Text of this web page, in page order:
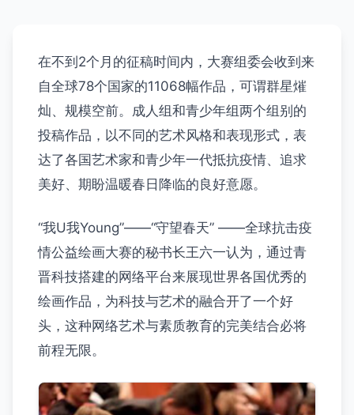
在不到2个月的征稿时间内，大赛组委会收到来
自全球78个国家的11068幅作品，可谓群星熣
灿、规模空前。成人组和青少年组两个组别的
投稿作品，以不同的艺术风格和表现形式，表
达了各国艺术家和青少年一代抵抗疫情、追求
美好、期盼温暖春日降临的良好意愿。
“我U我Young”——“守望春天” ——全球抗击疫
情公益绘画大赛的秘书长王六一认为，通过青
晋科技搭建的网络平台来展现世界各国优秀的
绘画作品，为科技与艺术的融合开了一个好
头，这种网络艺术与素质教育的完美结合必将
前程无限。